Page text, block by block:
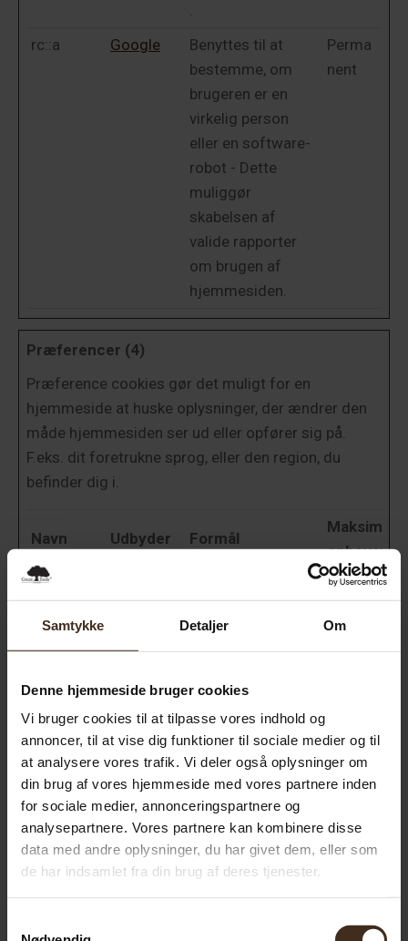
Samtykke Detaljer Om
Denne hjemmeside bruger cookies
Vi bruger cookies til at tilpasse vores indhold og
annoncer, til at vise dig funktioner til sociale medier og til
at analysere vores trafik. Vi deler også oplysninger om
din brug af vores hjemmeside med vores partnere inden
for sociale medier, annonceringspartnere og
analysepartnere. Vores partnere kan kombinere disse
data med andre oplysninger, du har givet dem, eller som
de har indsamlet fra din brug af deres tjenester.
.
rc::a Google
Benyttes til at
bestemme, om
brugeren er en
virkelig person
eller en software-
robot - Dette
muliggør
skabelsen af
valide rapporter
om brugen af
hjemmesiden.
Perma
nent
Præferencer (4)
Præference cookies gør det muligt for en
hjemmeside at huske oplysninger, der ændrer den
måde hjemmesiden ser ud eller opfører sig på.
F.eks. dit foretrukne sprog, eller den region, du
befinder dig i.
Navn Udbyder Formål
Maksimal
wcml_cli
ency
valutapræference
2
wcml_cli
ent_curr
ency_lan
guage
greentoo
ls.dk
Registrerer den
besøgendes
fortrukne sprogin
dstilling.
Hjemmesiden
husker
denne præferenc
e og indstiller